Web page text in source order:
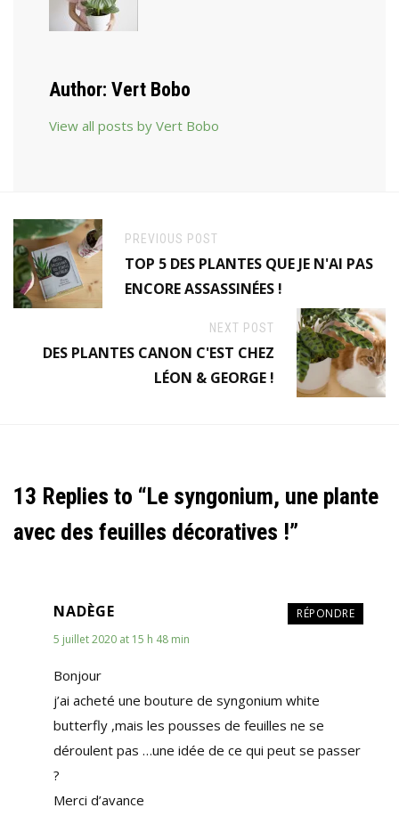
Author: Vert Bobo
View all posts by Vert Bobo
PREVIOUS POST
TOP 5 DES PLANTES QUE JE N'AI PAS
ENCORE ASSASSINÉES !
NEXT POST
DES PLANTES CANON C'EST CHEZ
LÉON & GEORGE !
13 Replies to “Le syngonium, une plante
avec des feuilles décoratives !”
RÉPONDRE
NADÈGE
5 juillet 2020 at 15 h 48 min
Bonjour
j’ai acheté une bouture de syngonium white
butterfly ,mais les pousses de feuilles ne se
déroulent pas …une idée de ce qui peut se passer
?
Merci d’avance